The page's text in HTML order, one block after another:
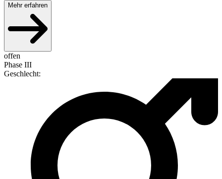
Mehr erfahren
offen
Phase III
Geschlecht: